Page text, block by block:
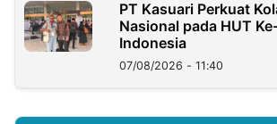
PT Kasuari Perkuat
Nasional pada HUT
Indonesia
07/08/2026 - 11:40